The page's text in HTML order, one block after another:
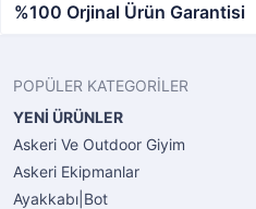
%100 Orjinal Ürün Garantisi
POPÜLER KATEGORİLER
YENİ ÜRÜNLER
Askeri Ve Outdoor Giyim
Askeri Ekipmanlar
Ayakkabı|Bot